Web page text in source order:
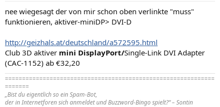
nee wiegesagt der von mir schon oben verlinkte "muss"
funktionieren, aktiver-miniDP> DVI-D
http://geizhals.at/deutschland/a572595.html
Club 3D aktiver mini DisplayPort/Single-Link DVI Adapter
(CAC-1152) ab €32,20
=============================================================
=======
„Bist du eigentlich so ein Spam-Bot,
der in Internetforen sich anmeldet und Buzzword-Bingo spielt?“ – Sontin